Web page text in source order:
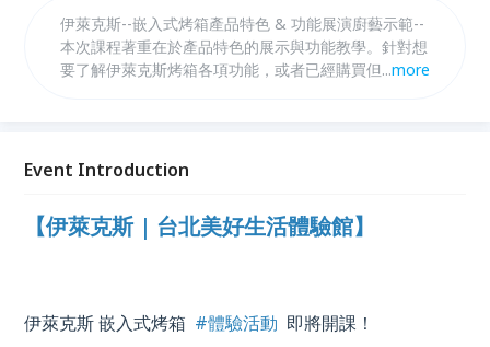
伊萊克斯--嵌入式烤箱產品特色 & 功能展演廚藝示範--
本次課程著重在於產品特色的展示與功能教學。針對想
要了解伊萊克斯烤箱各項功能，或者已經購買但不太會
...more
Event Introduction
【伊萊克斯 | 台北美好生活體驗館】
伊萊克斯 嵌入式烤箱 #體驗活動 即將開課！